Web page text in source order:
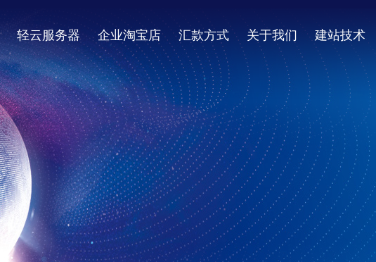
轻云服务器 企业淘宝店 汇款方式 关于我们 建站技术